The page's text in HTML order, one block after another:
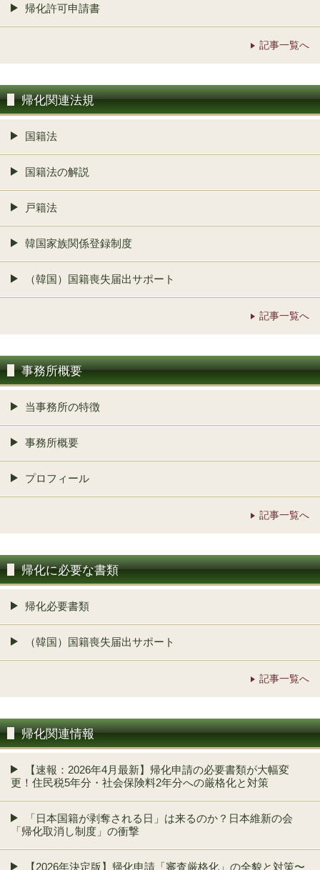
帰化許可申請書
記事一覧へ
帰化関連法規
国籍法
国籍法の解説
戸籍法
韓国家族関係登録制度
（韓国）国籍喪失届出サポート
記事一覧へ
事務所概要
当事務所の特徴
事務所概要
プロフィール
記事一覧へ
帰化に必要な書類
帰化必要書類
（韓国）国籍喪失届出サポート
記事一覧へ
帰化関連情報
【速報：2026年4月最新】帰化申請の必要書類が大幅変
更！住民税5年分・社会保険料2年分への厳格化と対策
「日本国籍が剥奪される日」は来るのか？日本維新の会
「帰化取消し制度」の衝撃
【2026年決定版】帰化申請「審査厳格化」の全貌と対策〜